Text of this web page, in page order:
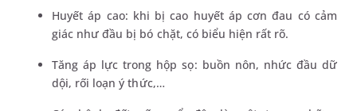
Huyết áp cao: khi bị cao huyết áp cơn đau có cảm
giác như đầu bị bó chặt, có biểu hiện rất rõ.
Tăng áp lực trong hộp sọ: buồn nôn, nhức đầu dữ
dội, rối loạn ý thức,…